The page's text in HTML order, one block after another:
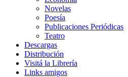
Novelas
Poesía
Publicaciones Periódicas
Teatro
Descargas
Distribución
Visitá la Librería
Links amigos